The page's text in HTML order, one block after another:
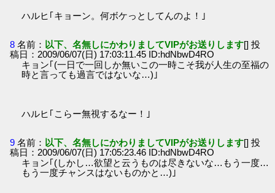
ハルヒ｢キョーン。何ボケっとしてんのよ！｣
8 名前： 以下、名無しにかわりましてVIPがお送りします[] 投
稿日：2009/06/07(日) 17:03:11.45 ID:hdNbwD4RO
キョン｢(一日で一回しか無いこの一時こそ我が人生の至福の
時と言っても過言ではないな…)｣
ハルヒ｢こらー無視するなー！｣
9 名前： 以下、名無しにかわりましてVIPがお送りします[] 投
稿日：2009/06/07(日) 17:05:23.46 ID:hdNbwD4RO
キョン｢(しかし…欲望と云うものは尽きないな…もう一度…
もう一度チャンスはないものかと…)｣